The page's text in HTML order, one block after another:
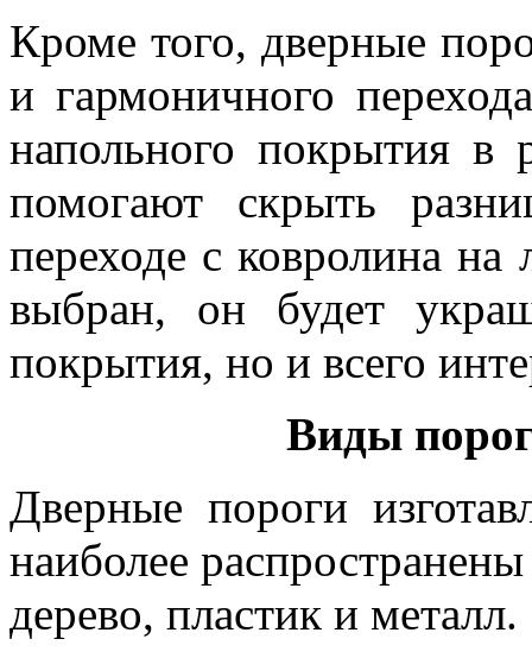
Кроме того, дверные
и гармоничного
напольного покрытия
помогают скрыть
переходе с ковролина
выбран, он будет
покрытия, но и всего
Виды
Дверные пороги
наиболее распространены
дерево, пластик и металл.